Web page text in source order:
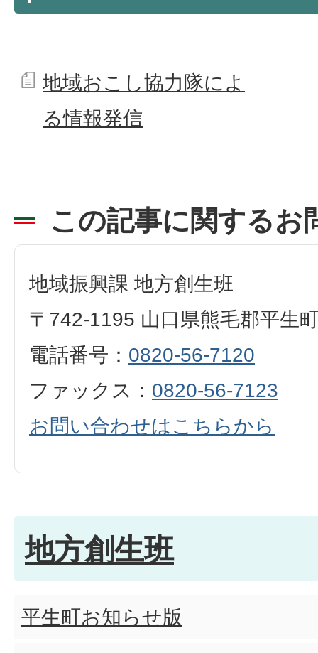
地域おこし協力隊によ
る情報発信
この記事に関するお
地域振興課 地方創生班
〒742-1195 山口県熊毛郡平生
電話番号： 0820-56-7120
ファックス： 0820-56-7123
お問い合わせはこちらから
地方創生班
平生町お知らせ版